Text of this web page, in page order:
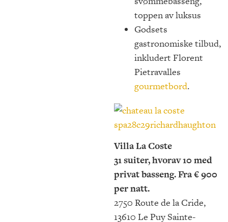
toppen av luksus
Godsets
gastronomiske tilbud,
inkludert Florent
Pietravalles
gourmetbord.
Villa La Coste
31 suiter, hvorav 10 med
privat basseng. Fra € 900
per natt.
2750 Route de la Cride,
13610 Le Puy Sainte-